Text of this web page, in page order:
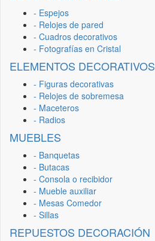
- Espejos
- Relojes de pared
- Cuadros decorativos
- Fotografías en Cristal
ELEMENTOS DECORATIVOS
- Figuras decorativas
- Relojes de sobremesa
- Maceteros
- Radios
MUEBLES
- Banquetas
- Butacas
- Consola o recibidor
- Mueble auxiliar
- Mesas Comedor
- Sillas
REPUESTOS DECORACIÓN